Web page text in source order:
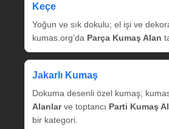
Keçe
Yoğun ve sık dokulu; el işi ve
kumas.org’da Parça Kumaş Alan
Jakarlı Kumaş
Dokuma desenli özel kumaş;
Alanlarve toptancı Parti Kumaş
bir kategori.